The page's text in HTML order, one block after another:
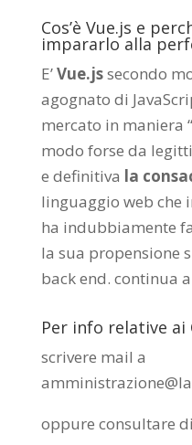
Cos’è Vue.js e
impararlo alla
E’Vue.jssecondo
agognato di
mercato in maniera
modo forse da
e definitiva la
linguaggio web che
ha indubbiamente
la sua propensione
back end. continua
Per info relative ai
scrivere mail a
oppure consultare